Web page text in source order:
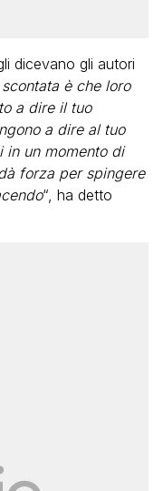
dicevano gli autori
è che loro
a dire il tuo
a dire al tuo
in un momento di
forza per spingere
“, ha detto